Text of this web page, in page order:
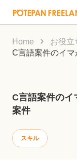
Home
お役立
C言語案件のイ
C言語案件のイ
案件
スキル